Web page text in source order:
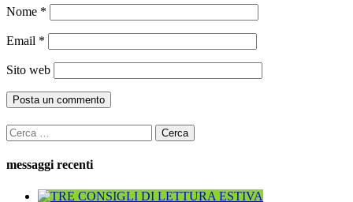
Nome *
Email *
Sito web
Ricerca
per:
messaggi recenti